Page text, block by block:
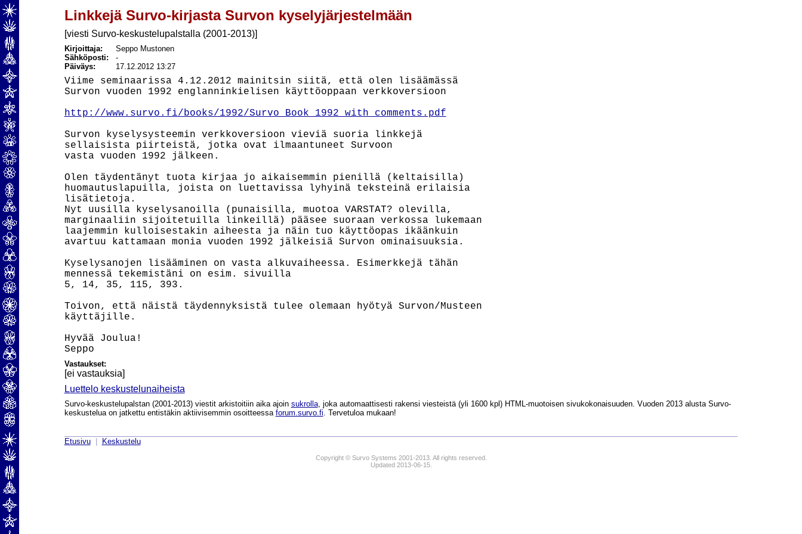
Linkkejä Survo-kirjasta Survon kyselyjärjestelmään
[viesti Survo-keskustelupalstalla (2001-2013)]
Kirjoittaja:
Seppo Mustonen
Sähköposti: -
Päiväys:
17.12.2012 13:27
Viime seminaarissa 4.12.2012 mainitsin siitä, että olen lisäämässä
Survon vuoden 1992 englanninkielisen käyttöoppaan verkkoversioon
http://www.survo.fi/books/1992/Survo_Book_1992_with_comments.pdf
Survon kyselysysteemin verkkoversioon vieviä suoria linkkejä
sellaisista piirteistä, jotka ovat ilmaantuneet Survoon
vasta vuoden 1992 jälkeen.
Olen täydentänyt tuota kirjaa jo aikaisemmin pienillä (keltaisilla)
huomautuslapuilla, joista on luettavissa lyhyinä teksteinä erilaisia
lisätietoja.
Nyt uusilla kyselysanoilla (punaisilla, muotoa VARSTAT? olevilla,
marginaaliin sijoitetuilla linkeillä) pääsee suoraan verkossa lukemaan
laajemmin kulloisestakin aiheesta ja näin tuo käyttöopas ikäänkuin
avartuu kattamaan monia vuoden 1992 jälkeisiä Survon ominaisuuksia.
Kyselysanojen lisääminen on vasta alkuvaiheessa. Esimerkkejä tähän
mennessä tekemistäni on esim. sivuilla
5, 14, 35, 115, 393.
Toivon, että näistä täydennyksistä tulee olemaan hyötyä Survon/Musteen
käyttäjille.
Hyvää Joulua!
Vastaukset:
[ei vastauksia]
Luettelo keskustelunaiheista
Survo-keskustelupalstan (2001-2013) viestit arkistoitiin aika ajoin sukrolla, joka automaattisesti rakensi viesteistä (yli 1600 kpl) HTML-muotoisen sivukokonaisuuden. Vuoden 2013 alusta Survo-
keskustelua on jatkettu entistäkin aktiivisemmin osoitteessa forum.survo.fi. Tervetuloa mukaan!
Etusivu| Keskustelu
Copyright © Survo Systems 2001-2013. All rights reserved.
Updated 2013-06-15.